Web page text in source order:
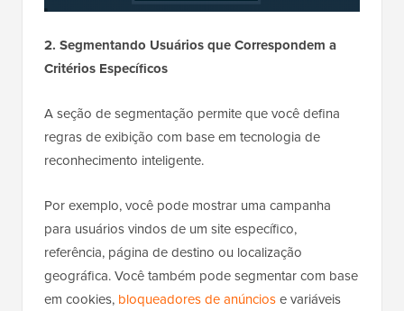
2. Segmentando Usuários que Correspondem a
Critérios Específicos
A seção de segmentação permite que você defina
regras de exibição com base em tecnologia de
reconhecimento inteligente.
Por exemplo, você pode mostrar uma campanha
para usuários vindos de um site específico,
referência, página de destino ou localização
geográfica. Você também pode segmentar com base
em cookies, bloqueadores de anúnciose variáveis